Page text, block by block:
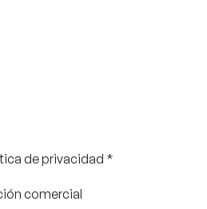
de privacidad *
comercial